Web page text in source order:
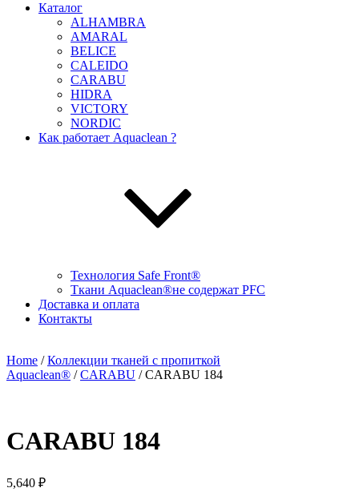
Каталог
ALHAMBRA
AMARAL
BELICE
CALEIDO
CARABU
HIDRA
VICTORY
NORDIC
Как работает Aquaclean ?
Технология Safe Front®
Ткани Aquaclean®не содержат PFC
Доставка и оплата
Контакты
Home /Коллекции тканей с пропиткой
Aquaclean® /CARABU / CARABU 184
CARABU 184
5,640 ₽